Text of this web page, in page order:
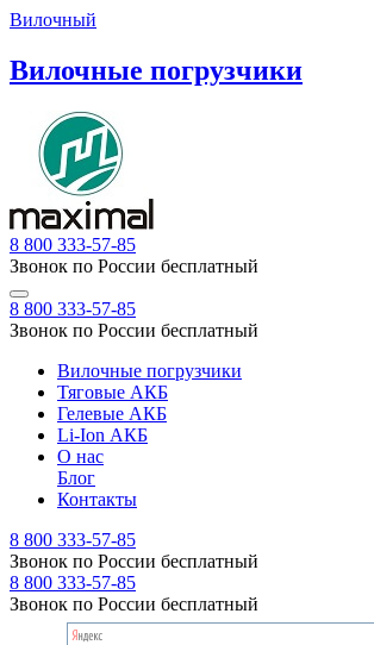
Вилочный
Вилочные погрузчики
8 800 333-57-85
Звонок по России бесплатный
8 800 333-57-85
Звонок по России бесплатный
Вилочные погрузчики
Тяговые АКБ
Гелевые АКБ
Li-Ion АКБ
О нас
Блог
Контакты
8 800 333-57-85
Звонок по России бесплатный
8 800 333-57-85
Звонок по России бесплатный